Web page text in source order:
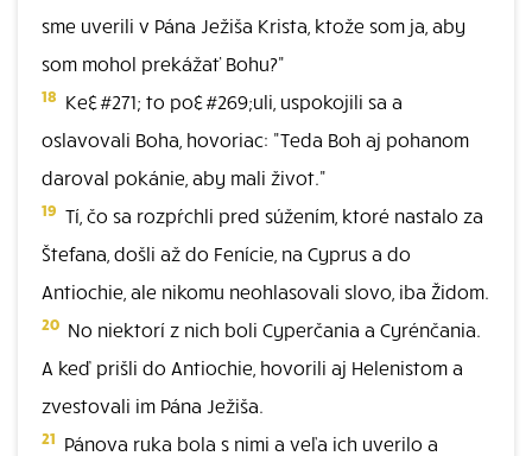
sme uverili v Pána Ježiša Krista, ktože som ja, aby
som mohol prekážať Bohu?"
18 Ke&#271; to po&#269;uli, uspokojili sa a
oslavovali Boha, hovoriac: "Teda Boh aj pohanom
daroval pokánie, aby mali život."
19 Tí, čo sa rozpŕchli pred súžením, ktoré nastalo za
Štefana, došli až do Fenície, na Cyprus a do
Antiochie, ale nikomu neohlasovali slovo, iba Židom.
20 No niektorí z nich boli Cyperčania a Cyrénčania.
A keď prišli do Antiochie, hovorili aj Helenistom a
zvestovali im Pána Ježiša.
21 Pánova ruka bola s nimi a veľa ich uverilo a